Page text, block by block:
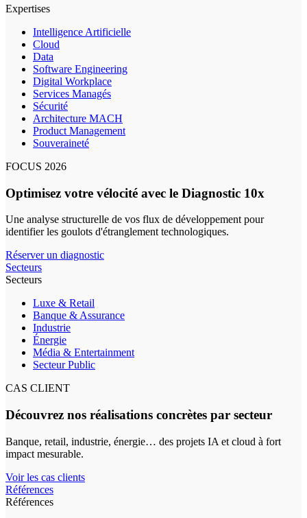
Expertises
Intelligence Artificielle
Cloud
Data
Software Engineering
Digital Workplace
Services Managés
Sécurité
Architecture MACH
Product Management
Souveraineté
FOCUS 2026
Optimisez votre vélocité avec le Diagnostic 10x
Une analyse structurelle de vos flux de développement pour
identifier les goulots d'étranglement technologiques.
Réserver un diagnostic
Secteurs
Secteurs
Luxe & Retail
Banque & Assurance
Industrie
Énergie
Média & Entertainment
Secteur Public
CAS CLIENT
Découvrez nos réalisations concrètes par secteur
Banque, retail, industrie, énergie… des projets IA et cloud à fort
impact mesurable.
Voir les cas clients
Références
Références